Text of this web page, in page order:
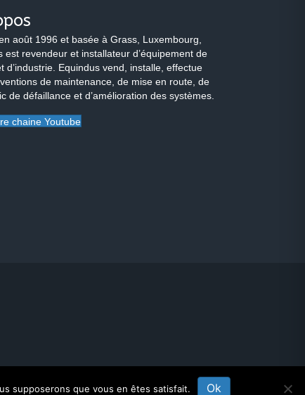
août 1996 et basée à Grass, Luxembourg,
est revendeur et installateur d’équipement de
d’industrie. Equindus vend, installe, effectue
de maintenance, de mise en route, de
de défaillance et d’amélioration des systèmes.
chaine Youtube
supposerons que vous en êtes satisfait. Ok